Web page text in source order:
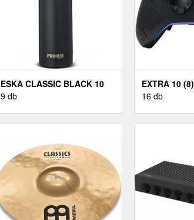
ESKA CLASSIC BLACK 10
9 db
EXTRA 10 (8)
16 db